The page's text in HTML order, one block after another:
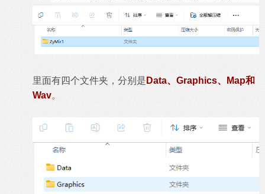
里面有四个文件夹，分别是 Data、Graphics、Map和
Wav。